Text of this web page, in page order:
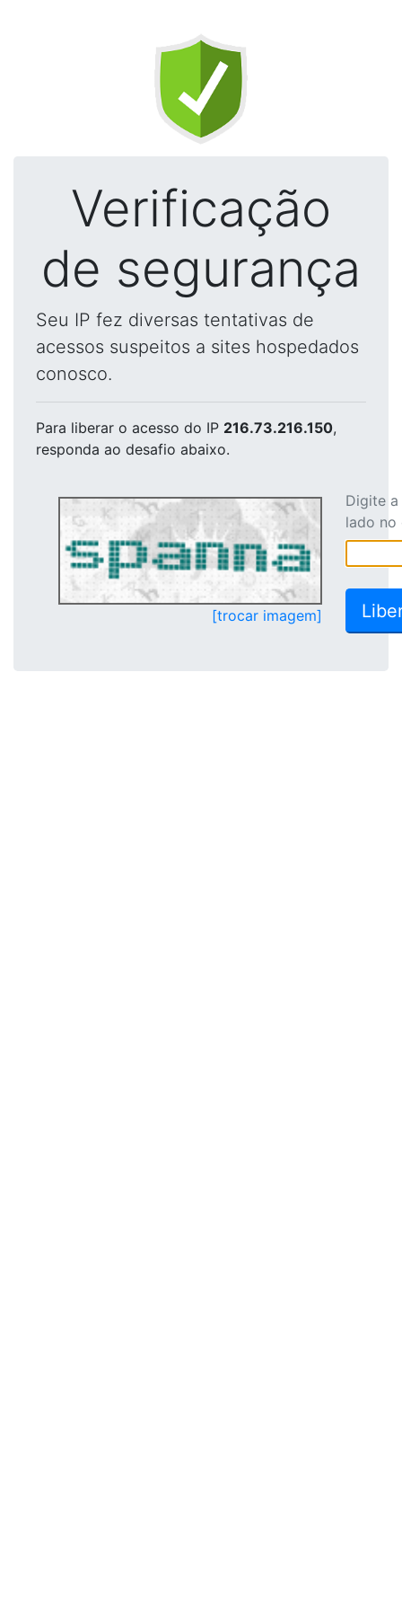
Verificação
de segurança
Seu IP fez diversas tentativas de
acessos suspeitos a sites hospedados
conosco.
Para liberar o acesso do IP 216.73.216.150,
responda ao desafio abaixo.
[trocar imagem]
Digite
lado no